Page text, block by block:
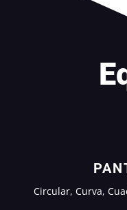
Circular, Curva,